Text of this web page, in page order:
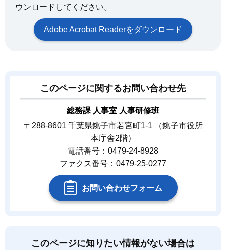
ウンロードしてください。
Adobe Acrobat Readerをダウンロード
このページに関するお問い合わせ先
総務課 人事室 人事研修班
〒288-8601 千葉県銚子市若宮町1-1 （銚子市役所
本庁舎2階）
電話番号：0479-24-8928
ファクス番号：0479-25-0277
お問い合わせフォーム
このページに知りたい情報がない場合は